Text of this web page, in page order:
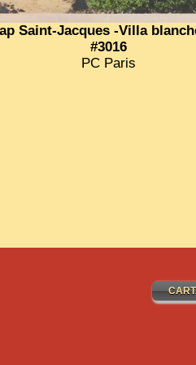
Saint-Jacques -Villa
#3016
PC Paris